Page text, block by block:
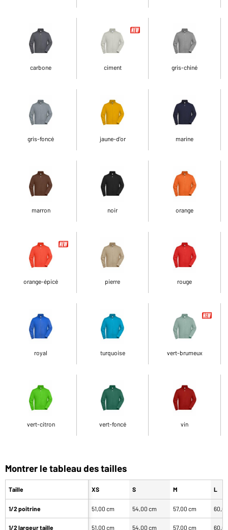
carbone ciment gris-chiné
gris-foncé jaune-d'or marine
marron noir orange
orange-épicé pierre rouge
royal turquoise vert-brumeux
vert-citron vert-foncé vin
Montrer le tableau des tailles
Taille
1/2 poitrine
1/2 largeur taille
XS S M L
51,00 cm 54,00 cm 57,00 cm
51,00 cm 54,00 cm 57,00 cm